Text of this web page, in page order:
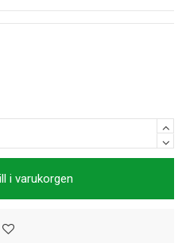
i varukorgen